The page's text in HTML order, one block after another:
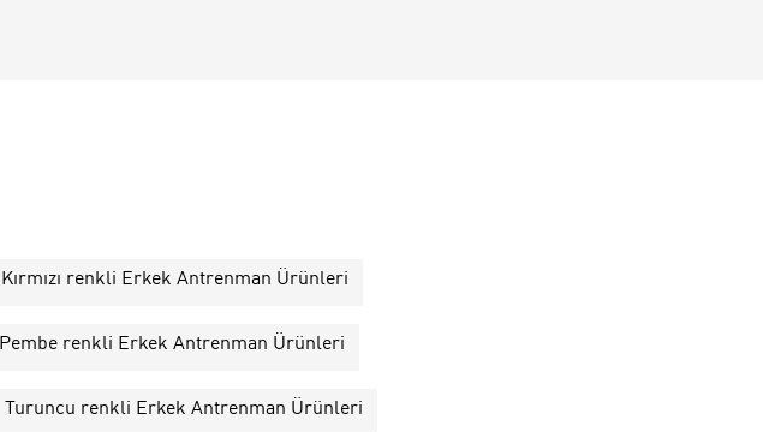
Kırmızı renkli Erkek Antrenman Ürünleri
Pembe renkli Erkek Antrenman Ürünleri
Turuncu renkli Erkek Antrenman Ürünleri